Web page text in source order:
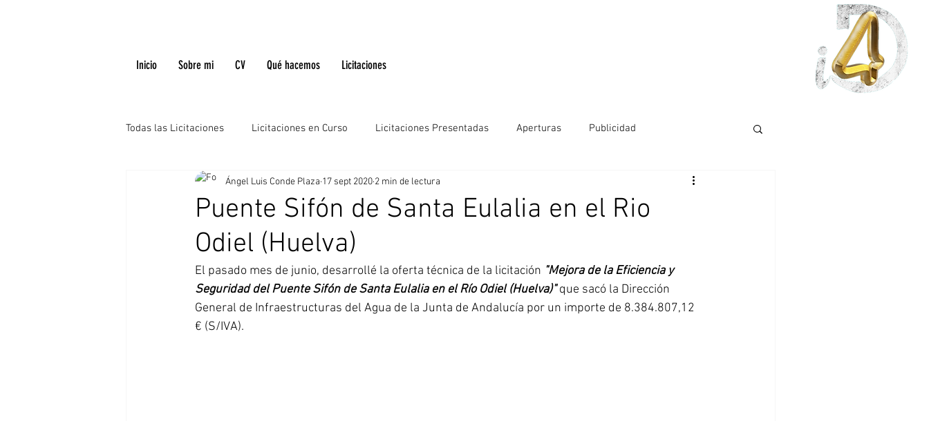
Inicio Sobre mi CV Qué hacemos Licitaciones
Todas las Licitaciones Licitaciones en Curso Licitaciones Presentadas Aperturas Publicidad
Puente Sifón de Santa Eulalia en el Rio
Odiel (Huelva)
Ángel Luis Conde Plaza 17 sept 2020 2 min de lectura
El pasado mes de junio, desarrollé la oferta técnica de la licitación "Mejora de la Eficiencia y
Seguridad del Puente Sifón de Santa Eulalia en el Río Odiel (Huelva)" que sacó la Dirección
General de Infraestructuras del Agua de la Junta de Andalucía por un importe de 8.384.807,12
€ (S/IVA).